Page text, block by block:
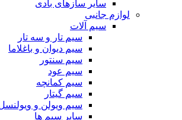
سایر سازهای بادی
لوازم جانبی
سیم آلات
سیم تار و سه تار
سیم دیوان و باغلاما
سیم سنتور
سیم عود
سیم کمانچه
سیم گیتار
سیم ویولن و
سایر سیم ها